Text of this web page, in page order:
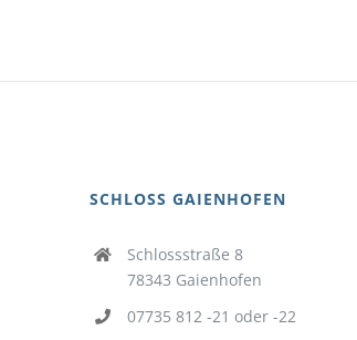
SCHLOSS GAIENHOFEN
Schlossstraße 8
78343 Gaienhofen
07735 812 -21 oder -22